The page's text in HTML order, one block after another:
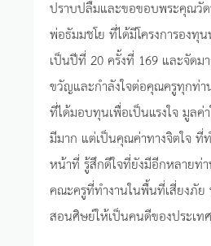
ปราบปลื้มและขอขอบพระคุณวัด
พ่อธัมมชโย ที่ได้มีโครงการองทุ
เป็นปีที่ 20 ครั้งที่ 169 และจัดม
ขวัญและกำลังใจต่อคุณครูทุกท่
ที่ได้มอบทุนเพื่อเป็นแรงใจ มูลค่
มีมาก แต่เป็นคุณค่าทางจิตใจ
หน้าที่ รู้สึกดีใจที่ยังมีอีกหลายท่า
คณะครูที่ทำงานในพื้นที่เสี่ยงภั
สอนศิษย์ให้เป็นคนดีของประเท